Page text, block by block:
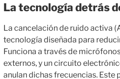
La tecnología detrás
La cancelación de ruido activa
tecnología diseñada para
Funciona a través de
externos, y un circuito
anulan dichas frecuencias.